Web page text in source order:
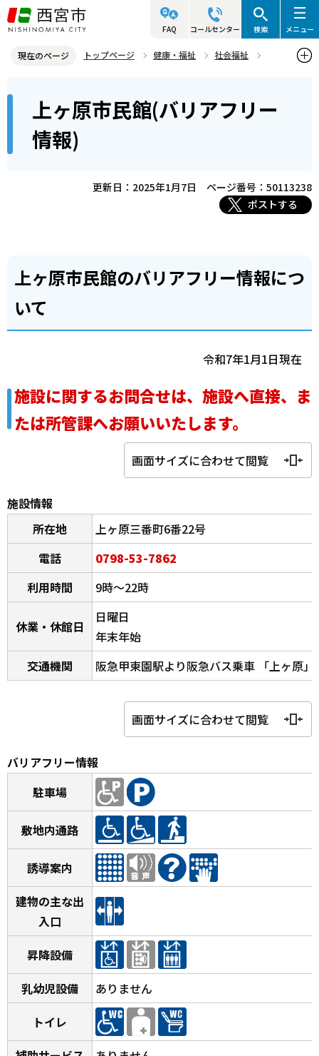
こ
の
ジ
頭
FAQ コールセンター 検索 メニュー
現在のページ トップページ 健康・福祉
社会福祉
上ヶ原市民館(バリアフリー情報)
上ヶ原市民館(バリアフリー
情報)
更新日：2025年1月7日
ページ番号：50113238
ポストする
上ヶ原市民館のバリアフリー情報につ
いて
令和7年1月1日現在
施設に関するお問合せは、施設へ直接、ま
たは所管課へお願いいたします。
画面サイズに合わせて閲覧
施設情報
所在地
上ヶ原三番町6番22号
電話
0798-53-7862
利用時間
9時～22時
休業・休館日
日曜日
年末年始
交通機関
阪急甲東園駅より阪急バス乗車 「上ヶ原
画面サイズに合わせて閲覧
バリアフリー情報
駐車場
敷地内通路
誘導案内
建物の主な出
入口
昇降設備
乳幼児設備
ありません
トイレ